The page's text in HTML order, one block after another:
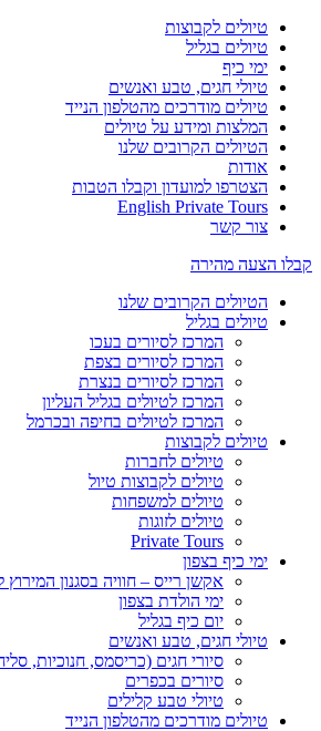
טיולים לקבוצות
טיולים בגליל
ימי כיף
טיולי חגים, טבע ואנשים
טיולים מודרכים מהטלפון הנייד
המלצות ומידע על טיולים
הטיולים הקרובים שלנו
אודות
הצטרפו למועדון וקבלו הטבות
English Private Tours
צור קשר
קבלו הצעה מהירה
הטיולים הקרובים שלנו
טיולים בגליל
המרכז לסיורים בעכו
המרכז לסיורים בצפת
המרכז לסיורים בנצרת
המרכז לטיולים בגליל העליון
המרכז לטיולים בחיפה ובכרמל
טיולים לקבוצות
טיולים לחברות
טיולים לקבוצות טיול
טיולים למשפחות
טיולים לזוגות
Private Tours
ימי כיף בצפון
אקשן רייס – חוויה בסגנון המירוץ
ימי הולדת בצפון
יום כיף בגליל
טיולי חגים, טבע ואנשים
סיורי חגים (כריסמס, חנוכיות,
סיורים בכפרים
טיולי טבע קלילים
טיולים מודרכים מהטלפון הנייד